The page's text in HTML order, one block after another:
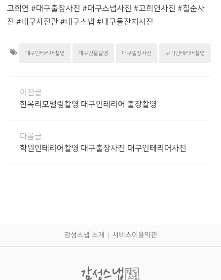
고희연 #대구출장사진 #대구스냅사진 #고희연사진 #칠순사
진 #대구사진관 #대구스냅 #대구돌잔치사진
대구인테리어촬영 대구건물촬영 대구출장사진 구미인테리어촬영
이전글
한옥리모델링촬영 대구인테리어 출장촬영
다음글
학원인테리어촬영 대구출장사진 대구인테리어사진
감성스냅 소개 서비스이용약관